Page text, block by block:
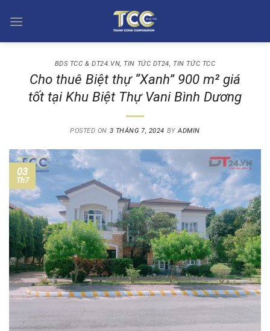
BDS TCC & DT24.VN, TIN TỨC DT24, TIN TỨC TCC
Cho thuê Biệt thự “Xanh” 900 m² giá
tốt tại Khu Biệt Thự Vani Bình Dương
POSTED ON 3 THÁNG 7, 2024 BYADMIN
03
Th7